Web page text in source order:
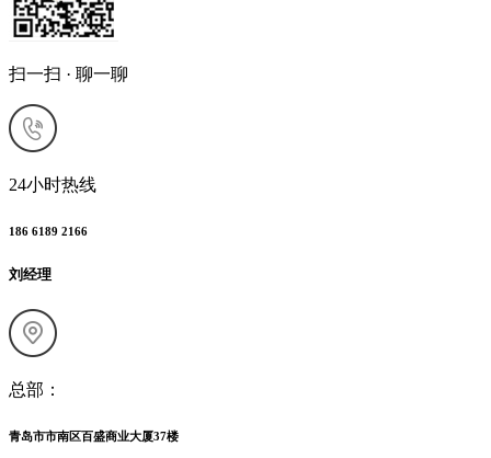
扫一扫 · 聊一聊
24小时热线
186 6189 2166
刘经理
总部：
青岛市市南区百盛商业大厦37楼